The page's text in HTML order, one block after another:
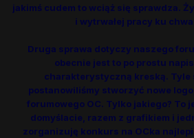
jakimś cudem to wciąż się sprawdza.
i wytrwałej pracy ku
Druga sprawa dotyczy naszego
obecnie jest to po prostu napis
charakterystyczną kreską. Tyle
postanowiliśmy stworzyć nowe
forumowego OC. Tylko jakiego? To
domyślacie, razem z grafikiem i
zorganizuję konkurs na OCka